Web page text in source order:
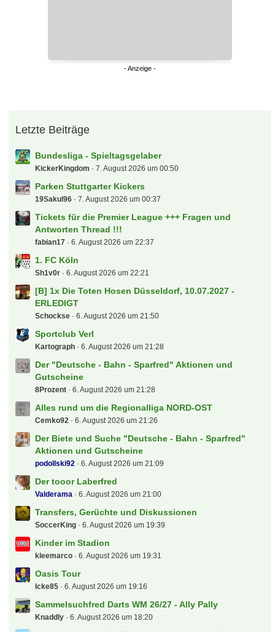
Letzte Beiträge
Bundesliga - Spieltagsgelaber
KickerKingdom 7. August 2026 um 00:50
Parken Stuttgarter Kickers
19Sakul96 7. August 2026 um 00:37
Tickets für die Premier League +++ Fragen und
Antworten Thread !!!
fabian17 6. August 2026 um 22:37
1. FC Köln
Sh1v0r 6. August 2026 um 22:21
[B] 1x Die Toten Hosen Düsseldorf, 10.07.2027 -
ERLEDIGT
Schockse 6. August 2026 um 21:50
Sportclub Verl
Kartograph 6. August 2026 um 21:28
Der "Deutsche - Bahn - Sparfred" Aktionen und
Gutscheine
8Prozent 6. August 2026 um 21:28
Alles rund um die Regionalliga NORD-OST
Cemko92 6. August 2026 um 21:26
Der Biete und Suche "Deutsche - Bahn - Sparfred"
Aktionen und Gutscheine
podollski92 6. August 2026 um 21:09
Der tooor Laberfred
Valderama 6. August 2026 um 21:00
Transfers, Gerüchte und Diskussionen
SoccerKing 6. August 2026 um 19:39
Kinder im Stadion
kleemarco 6. August 2026 um 19:31
Oasis Tour
Icke85 6. August 2026 um 19:16
Sammelsuchfred Darts WM 26/27 - Ally Pally
Knaddly 6. August 2026 um 18:20